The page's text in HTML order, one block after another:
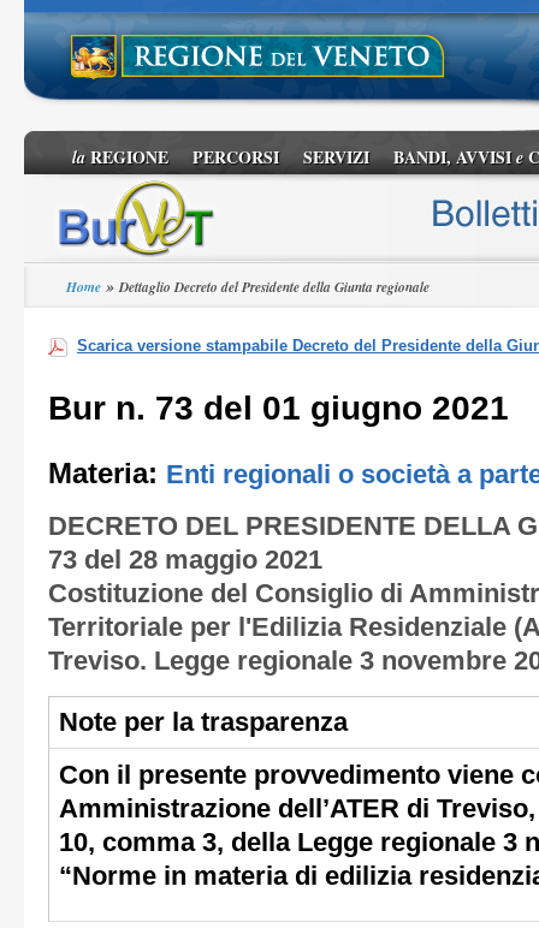
laREGIONE PERCORSI SERVIZI BANDI, AVVISIe
Home »Dettaglio Decreto del Presidente della Giunta regionale
Scarica versione stampabile Decreto del Presidente della
Bur n. 73 del 01 giugno 2021
Materia: Enti regionali o società a
DECRETO DEL PRESIDENTE DELLA
73 del 28 maggio 2021
Costituzione del Consiglio di
Territoriale per l'Edilizia Residenziale
Treviso. Legge regionale 3 novembre
Note per la trasparenza
Con il presente provvedimento viene
Amministrazione dell’ATER di
10, comma 3, della Legge regionale 3
“Norme in materia di edilizia